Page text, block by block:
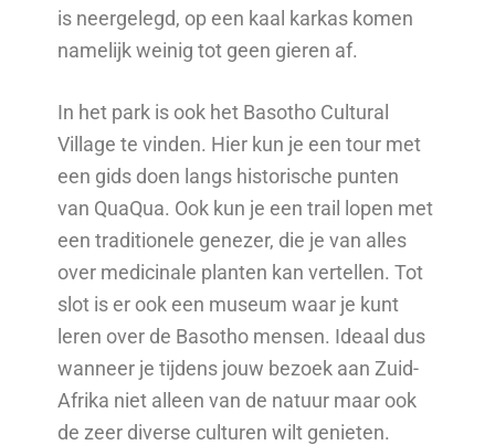
is neergelegd, op een kaal karkas komen
namelijk weinig tot geen gieren af.
In het park is ook het Basotho Cultural
Village te vinden. Hier kun je een tour met
een gids doen langs historische punten
van QuaQua. Ook kun je een trail lopen met
een traditionele genezer, die je van alles
over medicinale planten kan vertellen. Tot
slot is er ook een museum waar je kunt
leren over de Basotho mensen. Ideaal dus
wanneer je tijdens jouw bezoek aan Zuid-
Afrika niet alleen van de natuur maar ook
de zeer diverse culturen wilt genieten.